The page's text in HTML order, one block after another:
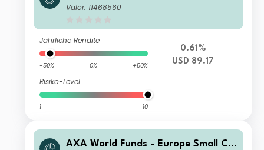
p A Capitalisation USD (Hedged)
Valor: 11468560
Jährliche Rendite
-50% 0% +50%
Risiko-Level
1 10
0.61%
USD 89.17
AXA World Funds - Europe Small Ca